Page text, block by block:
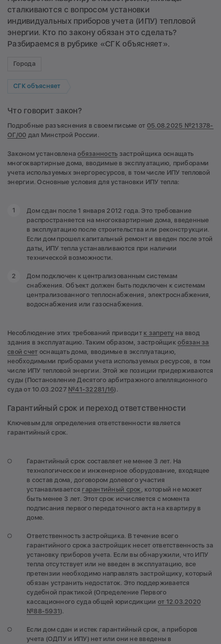
сталкиваются с вопросом установки
индивидуальных приборов учета (ИПУ) тепловой
энергии. Кто по закону обязан это сделать?
Разбираемся в рубрике «СГК объясняет».
Города
СГК объясняет
Что говорит закон?
Подробные разъяснения в своем письме от 05.08.2025 №21378-
ОГ/00 дал Минстрой России.
Законом установленаобязанность застройщика оснащать
многоквартирные дома, вводимые в эксплуатацию, приборами
учета используемых энергоресурсов, в том числе ИПУ тепловой
энергии. Основные условия для установки ИПУ тепла:
Дом сдан после 1 января 2012 года. Это требование
распространяется на многоквартирные дома, введенные
в эксплуатацию после строительства или реконструкции.
Если дом прошел капитальный ремонт и введен после этой
даты, ИПУ тепла устанавливаются при наличии
технической возможности.
Дом подключен к централизованным системам
снабжения. Объект должен быть подключен к системам
централизованного теплоснабжения, электроснабжения,
водоснабжения или газоснабжения.
Несоблюдение этих требований приводит к запрету на ввод
здания в эксплуатацию. Таким образом, застройщикобязан за
свой счет оснащать дома, вводимые в эксплуатацию,
необходимыми приборами учета используемых ресурсов, в том
числе ИПУ тепловой энергии. Этой же позиции придерживаются
суды (Постановление Десятого арбитражного апелляционного
суда от 10.03.2027 №41-32281/16).
Гарантийный срок и переход ответственности
Ключевым для определения ответственности является
гарантийный срок.
Гарантийный срок составляет не менее 3 лет. На
технологическое и инженерное оборудование, входящее
в состав дома, договором долевого участия
устанавливается гарантийный срок
, который не может
быть менее 3 лет. Этот срок исчисляется с момента
подписания первого передаточного акта на квартиру в
доме.
Ответственность застройщика. В течение всего
гарантийного срока застройщик несет ответственность за
установку приборов учета. Если вы обнаружили, что ИПУ
тепла отсутствует или не введен в эксплуатацию, все
претензии необходимо направлять застройщику, который
обязан устранить недостаток. Это поддерживается
судебной практикой (Определение Первого
кассационного суда общей юрисдикции от 12.03.2020
№88-5931).
Если дом сдан и истек гарантийный срок, а приборов
учета (ОДПУ и ИПУ) нет или они не введены в